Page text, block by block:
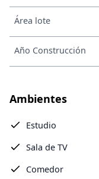
Área lote
Año Construcción
Ambientes
Estudio
Sala de TV
Comedor